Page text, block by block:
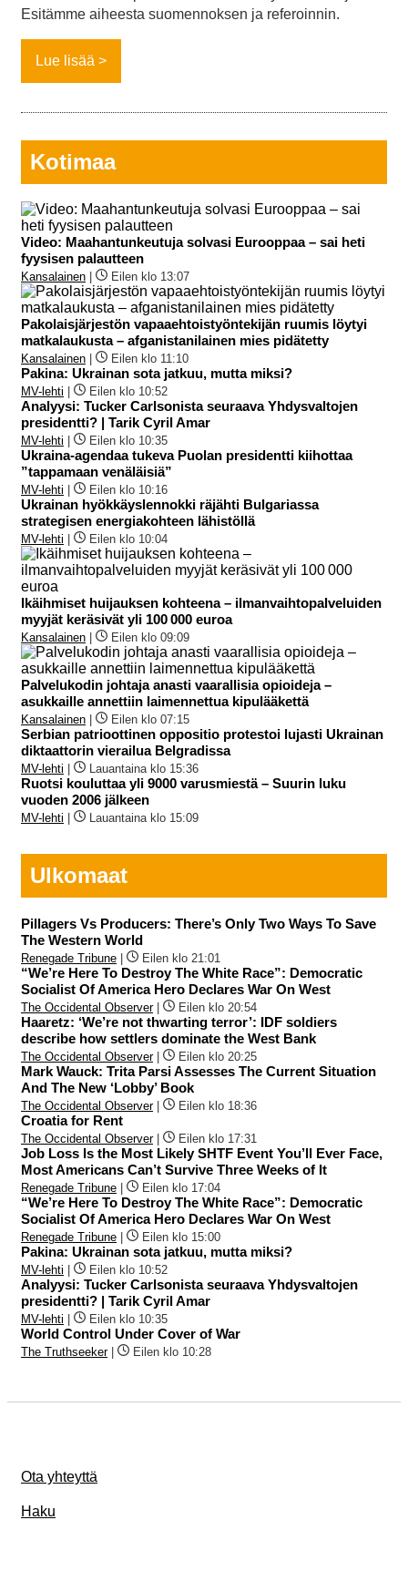
Esitämme aiheesta suomennoksen ja referoinnin.
Lue lisää
Kotimaa
Video: Maahantunkeutuja solvasi Eurooppaa – sai heti
fyysisen palautteen
Kansalainen Eilen klo 13:07
Pakolaisjärjestön vapaaehtoistyöntekijän ruumis löytyi
matkalaukusta – afganistanilainen mies pidätetty
Kansalainen Eilen klo 11:10
Pakina: Ukrainan sota jatkuu, mutta miksi?
MV-lehti Eilen klo 10:52
Analyysi: Tucker Carlsonista seuraava Yhdysvaltojen
presidentti? | Tarik Cyril Amar
MV-lehti Eilen klo 10:35
Ukraina-agendaa tukeva Puolan presidentti kiihottaa
”tappamaan venäläisiä”
MV-lehti Eilen klo 10:16
Ukrainan hyökkäyslennokki räjähti Bulgariassa
strategisen energiakohteen lähistöllä
MV-lehti Eilen klo 10:04
Ikäihmiset huijauksen kohteena – ilmanvaihtopalveluiden
myyjät keräsivät yli 100 000 euroa
Kansalainen Eilen klo 09:09
Palvelukodin johtaja anasti vaarallisia opioideja –
asukkaille annettiin laimennettua kipulääkettä
Kansalainen Eilen klo 07:15
Serbian patrioottinen oppositio protestoi lujasti Ukrainan
diktaattorin vierailua Belgradissa
MV-lehti Lauantaina klo 15:36
Ruotsi kouluttaa yli 9000 varusmiestä – Suurin luku
vuoden 2006 jälkeen
MV-lehti Lauantaina klo 15:09
Ulkomaat
Pillagers Vs Producers: There’s Only Two Ways To Save
The Western World
Renegade Tribune Eilen klo 21:01
“We’re Here To Destroy The White Race”: Democratic
Socialist Of America Hero Declares War On West
The Occidental Observer| Eilen klo 20:54
Haaretz: ‘We’re not thwarting terror’: IDF soldiers
describe how settlers dominate the West Bank
The Occidental Observer| Eilen klo 20:25
Mark Wauck: Trita Parsi Assesses The Current Situation
And The New ‘Lobby’ Book
The Occidental Observer| Eilen klo 18:36
Croatia for Rent
The Occidental Observer| Eilen klo 17:31
Job Loss Is the Most Likely SHTF Event You’ll Ever Face,
Most Americans Can’t Survive Three Weeks of It
Renegade Tribune Eilen klo 17:04
“We’re Here To Destroy The White Race”: Democratic
Socialist Of America Hero Declares War On West
Renegade Tribune Eilen klo 15:00
Pakina: Ukrainan sota jatkuu, mutta miksi?
MV-lehti Eilen klo 10:52
Analyysi: Tucker Carlsonista seuraava Yhdysvaltojen
presidentti? | Tarik Cyril Amar
MV-lehti Eilen klo 10:35
World Control Under Cover of War
The Truthseeker| Eilen klo 10:28
Ota yhteyttä
Haku